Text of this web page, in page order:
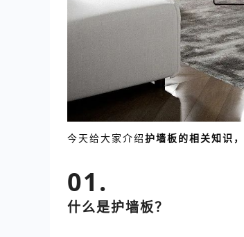
今天给大家介绍 护墙板的相关知识，
01.
什么是护墙板？